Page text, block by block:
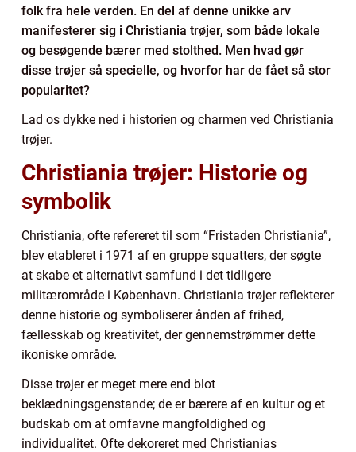
folk fra hele verden. En del af denne unikke arv
manifesterer sig i Christiania trøjer, som både lokale
og besøgende bærer med stolthed. Men hvad gør
disse trøjer så specielle, og hvorfor har de fået så stor
popularitet?
Lad os dykke ned i historien og charmen ved Christiania
trøjer.
Christiania trøjer: Historie og
symbolik
Christiania, ofte refereret til som “Fristaden Christiania”,
blev etableret i 1971 af en gruppe squatters, der søgte
at skabe et alternativt samfund i det tidligere
militærområde i København. Christiania trøjer reflekterer
denne historie og symboliserer ånden af frihed,
fællesskab og kreativitet, der gennemstrømmer dette
ikoniske område.
Disse trøjer er meget mere end blot
beklædningsgenstande; de er bærere af en kultur og et
budskab om at omfavne mangfoldighed og
individualitet. Ofte dekoreret med Christianias